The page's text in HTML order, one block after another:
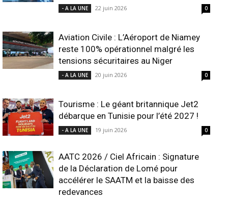
- A LA UNE 22 juin 2026 0
Aviation Civile : L’Aéroport de Niamey
reste 100% opérationnel malgré les
tensions sécuritaires au Niger
- A LA UNE 20 juin 2026 0
Tourisme : Le géant britannique Jet2
débarque en Tunisie pour l’été 2027 !
- A LA UNE 19 juin 2026 0
AATC 2026 / Ciel Africain : Signature
de la Déclaration de Lomé pour
accélérer le SAATM et la baisse des
redevances